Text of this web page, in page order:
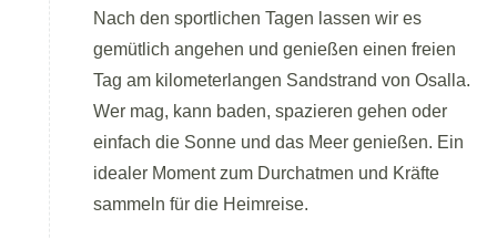
Nach den sportlichen Tagen lassen wir es
gemütlich angehen und genießen einen freien
Tag am kilometerlangen Sandstrand von Osalla.
Wer mag, kann baden, spazieren gehen oder
einfach die Sonne und das Meer genießen. Ein
idealer Moment zum Durchatmen und Kräfte
sammeln für die Heimreise.